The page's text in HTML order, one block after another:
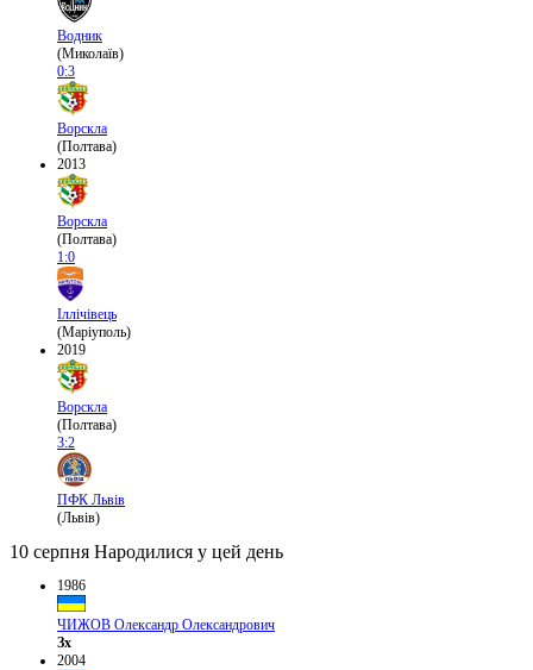
Водник
(Миколаїв)
0:3
Ворскла
(Полтава)
2013
Ворскла
(Полтава)
1:0
Іллічівець
(Маріуполь)
2019
Ворскла
(Полтава)
3:2
ПФК Львів
(Львів)
10 серпня Народилися у цей день
1986
ЧИЖОВ Олександр Олександрович
Зх
2004